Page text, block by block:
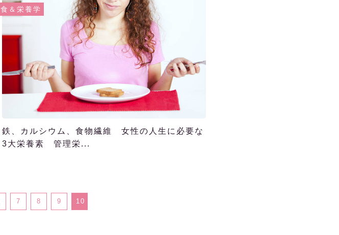
食＆栄養学
鉄、カルシウム、食物繊維 女性の人生に必要な
3大栄養素 管理栄...
7 8 9 10